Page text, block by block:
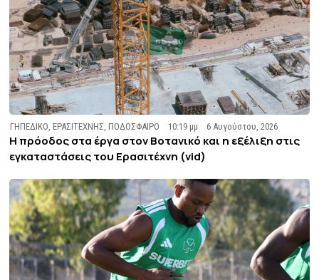
ΓΗΠΕΔΙΚΟ,ΕΡΑΣΙΤΕΧΝΗΣ,ΠΟΔΟΣΦΑΙΡΟ 10:19 μμ 6 Αυγούστου, 2026
Η πρόοδος στα έργα στον Βοτανικό και η εξέλιξη στις
εγκαταστάσεις του Ερασιτέχνη (vid)